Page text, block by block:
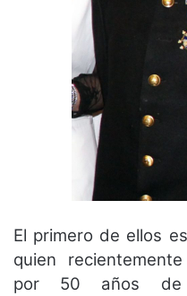
El primero de ellos es
quien
por 50 años de